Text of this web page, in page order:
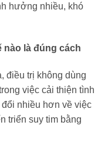
hưởng nhiều, khó
nào là đúng cách
điều trị không dùng
việc cải thiện tình
nhiều hơn về việc
triển suy tim bằng